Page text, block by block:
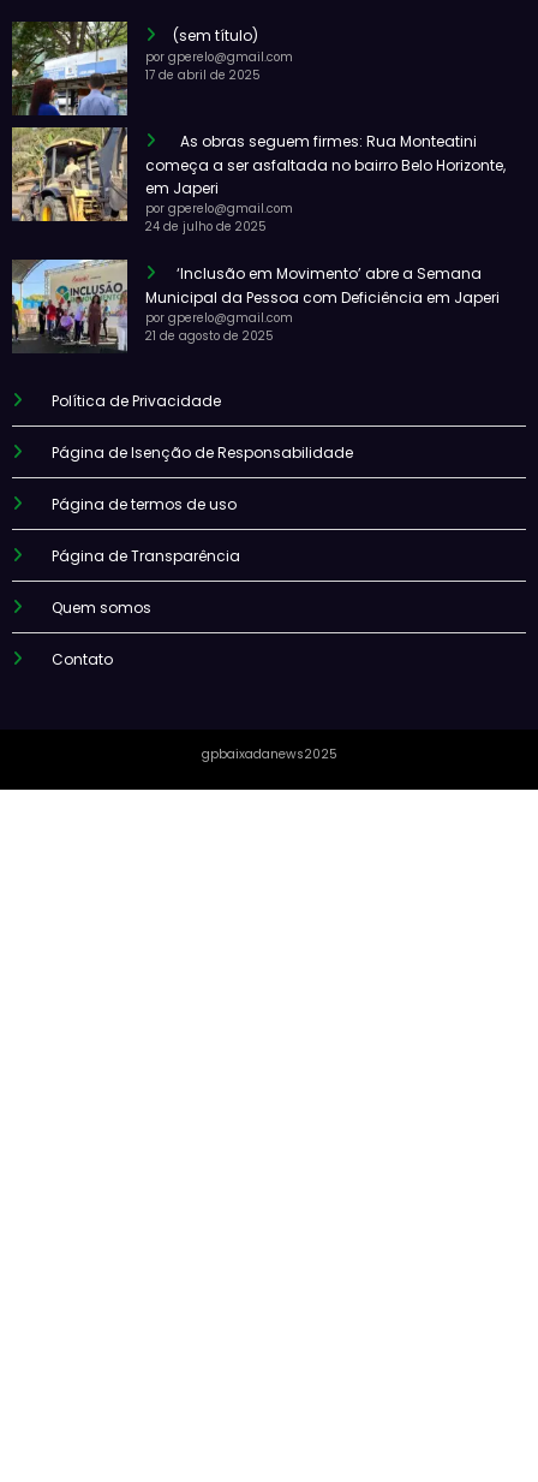
(sem título)
por gperelo@gmail.com
17 de abril de 2025
As obras seguem firmes: Rua Monteatini
começa a ser asfaltada no bairro Belo Horizonte,
em Japeri
por gperelo@gmail.com
24 de julho de 2025
‘Inclusão em Movimento’ abre a Semana
Municipal da Pessoa com Deficiência em Japeri
por gperelo@gmail.com
21 de agosto de 2025
Política de Privacidade
Página de Isenção de Responsabilidade
Página de termos de uso
Página de Transparência
Quem somos
Contato
gpbaixadanews2025